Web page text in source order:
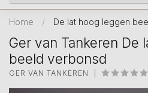
Home / De lat hoog leggen
Ger van Tankeren De
beeld verbonsd
GER VAN TANKEREN